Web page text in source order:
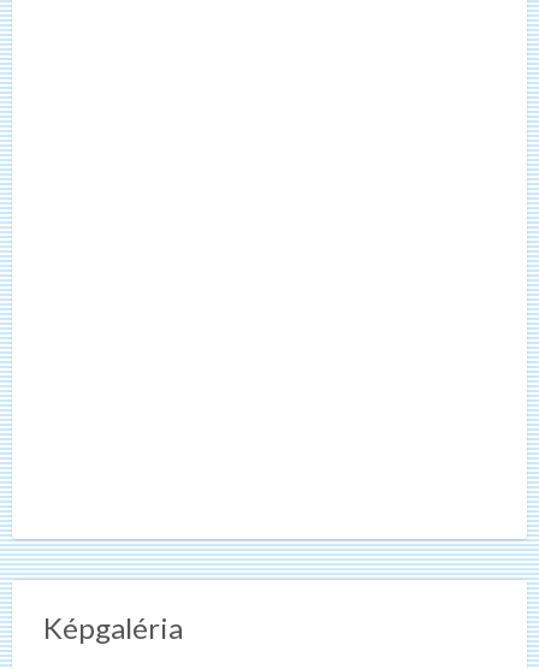
Képgaléria